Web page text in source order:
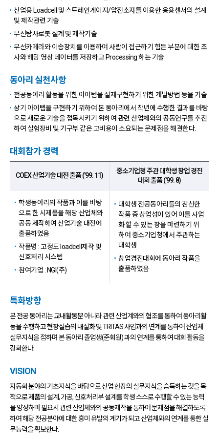
산업용 Loadcell 및 스트레인게이지/압전소자를 이용한 응용센서의 설계
및 제작관련 기술
무선탐사로봇 설계 및 제작기술
무선카메라와 이송장치를 이용하여 사람이 접근하기 힘든 부분에 대한 조
사와 해당 영상 데이터를 저장하고 Processing 하는 기술
동아리 실천사항
전공동아리 활동을 위한 아이템을 실제구현하기 위한 개발방법 등을 기술
상기 아이템을 구현하기 위하여 본 동아리에서 작년에 수행한 결과를 바탕
으로 새로운 기술을 접목시키기 위하여 관련 산업체와의 공동연구를 추진
하여 실험장비 및 기구부 같은 고비용이 소요되는 문제점을 해결한다.
대회참가 경력
COEX 산업기술 대전 출품 ('99. 11)
중소기업청 주관 대학생 창업 경진
대회 출품 ('99. 8)
학생동아리의 작품과 이를 바탕
으로 한 시제품을 해당 산업체와
공동 제작하여 산업기술 대전에
출품하였음
작품명 : 고정도 loadcell제작 및
신호처리 시스템
참여기업 : NGI(주)
대학생 전공동아리들의 참신한
작품 중 상업성이 있어 이를 사업
화 할 수 있는 장을 마련하기 위
하여 중소기업청에서 주관하는
대학생
창업경진대회에 동아리 작품을
출품하였음
특화방향
본 전공 동아리는 교내활동뿐 아니라 관련 산업계와의 협조를 통하여 동아리활
동을 수행하고 현장실습의 내실화 및 TRITAS 사업과의 연계를 통하여 산업체
실무지식을 접하며 본 동아리 졸업생(준회원) 과의 연계를 통하여 대회 활동을
강화한다.
VISION
자동화 분야의 기초지식을 바탕으로 산업 현장의 실무지식을 습득하는 것을 목
적으로 제품의 설계, 가공, 신호처리부 설계를 학생 스스로 수행할 수 있는 능력
을 양성하며 필요시 관련 산업체와의 공동제작을 통하여 문제점을 해결하도록
하여 해당 전공분야에 대한 흥미 유발의 계기가 되고 산업체와의 연계를 통한 실
무능력을 확보한다.